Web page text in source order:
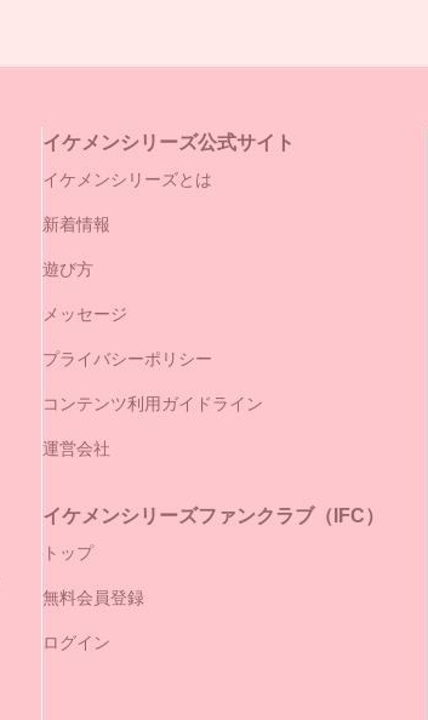
イケメンシリーズ公式サイト
イケメンシリーズとは
新着情報
遊び方
メッセージ
プライバシーポリシー
コンテンツ利用ガイドライン
運営会社
イケメンシリーズファンクラブ（IFC）
トップ
無料会員登録
ログイン